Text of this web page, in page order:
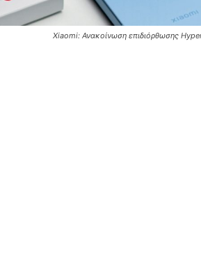
Xiaomi: Ανακοίνωση επιδιόρθωσης